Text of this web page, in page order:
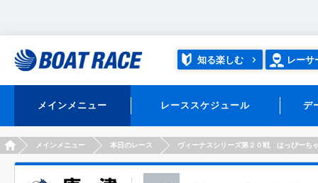
知る楽しむ レーサ
メインメニュー レーススケジュール デ
HOMEメインメニュー 本日のレース ヴィーナスシリーズ第２０戦 はっぴーち